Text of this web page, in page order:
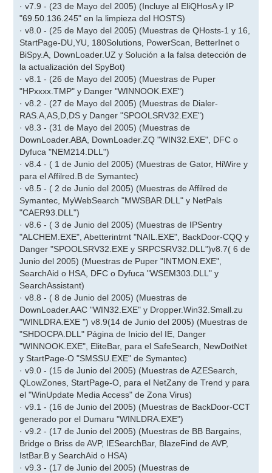
· v7.9 - (23 de Mayo del 2005) (Incluye al EliQHosA y IP
"69.50.136.245" en la limpieza del HOSTS)
· v8.0 - (25 de Mayo del 2005) (Muestras de QHosts-1 y 16,
StartPage-DU,YU, 180Solutions, PowerScan, BetterInet o
BiSpy.A, DownLoader.UZ y Solución a la falsa detección de
la actualización del SpyBot)
· v8.1 - (26 de Mayo del 2005) (Muestras de Puper
"HPxxxx.TMP" y Danger "WINNOOK.EXE")
· v8.2 - (27 de Mayo del 2005) (Muestras de Dialer-
RAS.A,AS,D,DS y Danger "SPOOLSRV32.EXE")
· v8.3 - (31 de Mayo del 2005) (Muestras de
DownLoader.ABA, DownLoader.ZQ "WIN32.EXE", DFC o
Dyfuca "NEM214.DLL")
· v8.4 - ( 1 de Junio del 2005) (Muestras de Gator, HiWire y
para el Affilred.B de Symantec)
· v8.5 - ( 2 de Junio del 2005) (Muestras de Affilred de
Symantec, MyWebSearch "MWSBAR.DLL" y NetPals
"CAER93.DLL")
· v8.6 - ( 3 de Junio del 2005) (Muestras de IPSentry
"ALCHEM.EXE", Abetterintrnt "NAIL.EXE", BackDoor-CQQ y
Danger "SPOOLSRV32.EXE y SRPCSRV32.DLL")v8.7( 6 de
Junio del 2005) (Muestras de Puper "INTMON.EXE",
SearchAid o HSA, DFC o Dyfuca "WSEM303.DLL" y
SearchAssistant)
· v8.8 - ( 8 de Junio del 2005) (Muestras de
DownLoader.AAC "WIN32.EXE" y Dropper.Win32.Small.zu
"WINLDRA.EXE ") v8.9(14 de Junio del 2005) (Muestras de
"SHDOCPA.DLL" Página de Inicio del IE, Danger
"WINNOOK.EXE", EliteBar, para el SafeSearch, NewDotNet
y StartPage-O "SMSSU.EXE" de Symantec)
· v9.0 - (15 de Junio del 2005) (Muestras de AZESearch,
QLowZones, StartPage-O, para el NetZany de Trend y para
el "WinUpdate Media Access" de Zona Virus)
· v9.1 - (16 de Junio del 2005) (Muestras de BackDoor-CCT
generado por el Dumaru "WINLDRA.EXE")
· v9.2 - (17 de Junio del 2005) (Muestras de BB Bargains,
Bridge o Briss de AVP, IESearchBar, BlazeFind de AVP,
IstBar.B y SearchAid o HSA)
· v9.3 - (17 de Junio del 2005) (Muestras de